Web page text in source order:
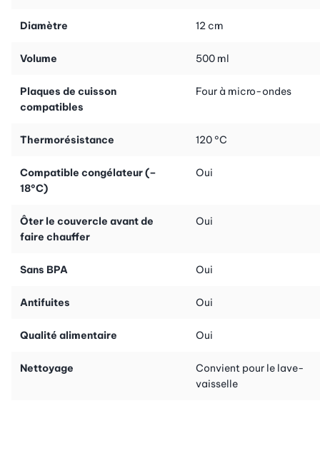
Diamètre 12 cm
Volume 500 ml
Plaques de cuisson
compatibles
Four à micro-ondes
Thermorésistance 120 °C
Compatible congélateur (–
18°C)
Oui
Ôter le couvercle avant de
faire chauffer
Oui
Sans BPA Oui
Antifuites Oui
Qualité alimentaire Oui
Nettoyage
Convient pour le lave-
vaisselle